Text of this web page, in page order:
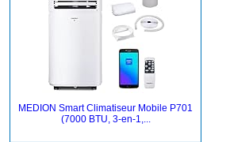
MEDION Smart Climatiseur Mobile P701
(7000 BTU, 3-en-1,...